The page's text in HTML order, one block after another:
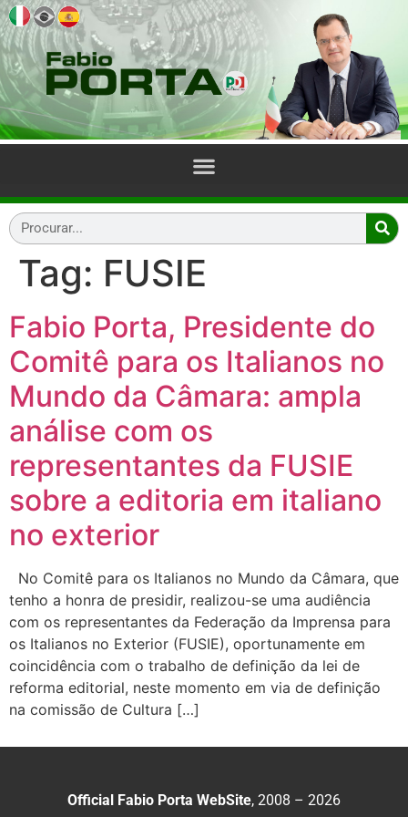
Tag: FUSIE
Fabio Porta, Presidente do
Comitê para os Italianos no
Mundo da Câmara: ampla
análise com os
representantes da FUSIE
sobre a editoria em italiano
no exterior
No Comitê para os Italianos no Mundo da Câmara, que
tenho a honra de presidir, realizou-se uma audiência
com os representantes da Federação da Imprensa para
os Italianos no Exterior (FUSIE), oportunamente em
coincidência com o trabalho de definição da lei de
reforma editorial, neste momento em via de definição
na comissão de Cultura […]
Official Fabio Porta WebSite, 2008 – 2026